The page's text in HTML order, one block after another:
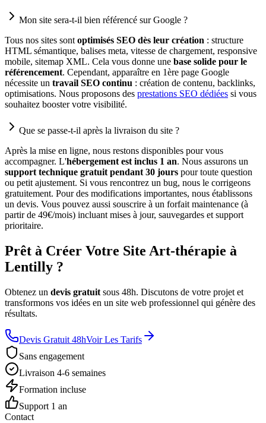
Mon site sera-t-il bien référencé sur Google ?
Tous nos sites sont optimisés SEO dès leur création : structure
HTML sémantique, balises meta, vitesse de chargement, responsive
mobile, sitemap XML. Cela vous donne une base solide pour le
référencement. Cependant, apparaître en 1ère page Google
nécessite un travail SEO continu : création de contenu, backlinks,
optimisations. Nous proposons des prestations SEO dédiées si vous
souhaitez booster votre visibilité.
Que se passe-t-il après la livraison du site ?
Après la mise en ligne, nous restons disponibles pour vous
accompagner. L'hébergement est inclus 1 an. Nous assurons un
support technique gratuit pendant 30 jours pour toute question
ou petit ajustement. Si vous rencontrez un bug, nous le corrigeons
gratuitement. Pour des modifications importantes, nous établissons
un devis. Vous pouvez aussi souscrire à un forfait maintenance (à
partir de 49€/mois) incluant mises à jour, sauvegardes et support
prioritaire.
Prêt à Créer Votre Site Art-thérapie à
Lentilly ?
Obtenez un devis gratuit sous 48h. Discutons de votre projet et
transformons vos idées en un site web professionnel qui génère des
résultats.
Devis Gratuit 48hVoir Les Tarifs
Sans engagement
Livraison 4-6 semaines
Formation incluse
Support 1 an
Contact